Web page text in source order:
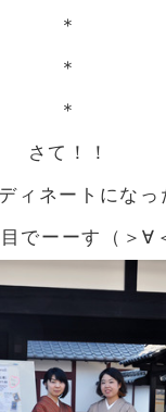
＊
＊
＊
さて！！
ィネートにな
でーーす（＞∀